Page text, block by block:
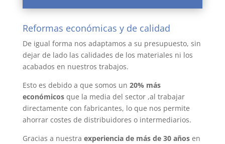
Reformas económicas y de calidad
De igual forma nos adaptamos a su presupuesto, sin
dejar de lado las calidades de los materiales ni los
acabados en nuestros trabajos.
Esto es debido a que somos un 20% más
económicos que la media del sector ,al trabajar
directamente con fabricantes, lo que nos permite
ahorrar costes de distribuidores o intermediarios.
Gracias a nuestra experiencia de más de 30 añosen